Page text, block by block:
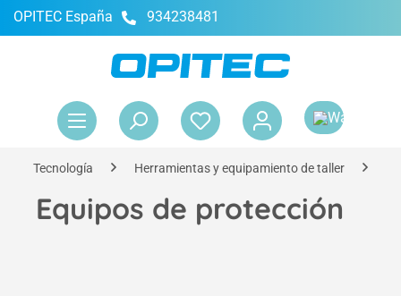
principal
OPITEC España 934238481
Tecnología Herramientas y equipamiento de taller
Equipos de protección